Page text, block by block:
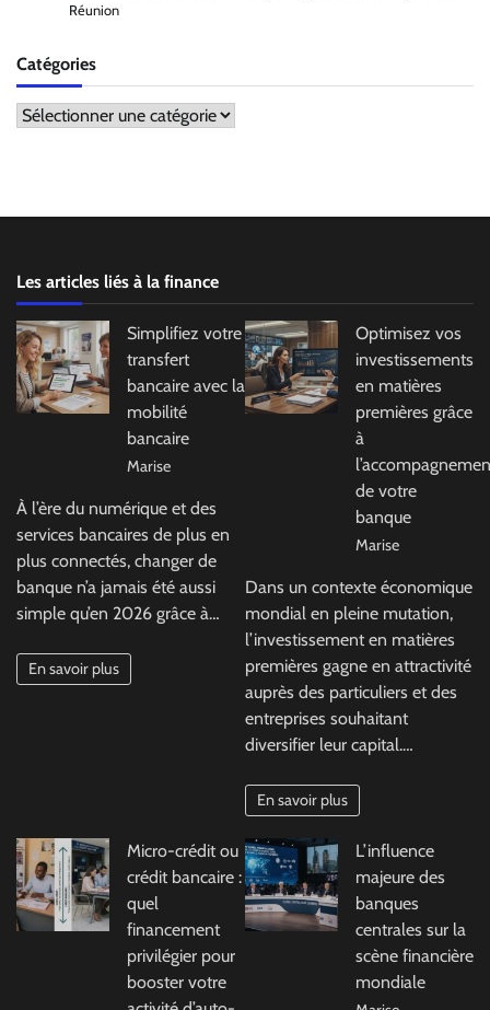
Réunion
Catégories
Catégories
Les articles liés à la finance
Simplifiez votre
transfert
bancaire avec la
mobilité
bancaire
Marise
À l’ère du numérique et des
services bancaires de plus en
plus connectés, changer de
banque n’a jamais été aussi
simple qu’en 2026 grâce à…
En savoir plus
Optimisez vos
investissements
en matières
premières grâce
à
de votre
banque
Marise
Dans un contexte économique
mondial en pleine mutation,
l’investissement en matières
premières gagne en attractivité
auprès des particuliers et des
entreprises souhaitant
diversifier leur capital.…
En savoir plus
Micro-crédit ou
crédit bancaire :
quel
financement
privilégier pour
booster votre
L’influence
majeure des
banques
centrales sur la
scène financière
mondiale